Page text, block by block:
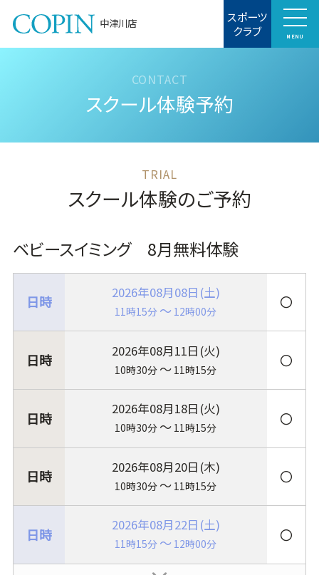
中津川店 スポーツ
クラブ MENU
スクール体験予約
スクール体験のご予約
ベビースイミング 8月無料体験
2026年08月08日(土)
11時15分 ～ 12時00分
〇
2026年08月11日(火)
10時30分 ～ 11時15分
〇
2026年08月18日(火)
10時30分 ～ 11時15分
〇
2026年08月20日(木)
10時30分 ～ 11時15分
〇
2026年08月22日(土)
11時15分 ～ 12時00分
〇